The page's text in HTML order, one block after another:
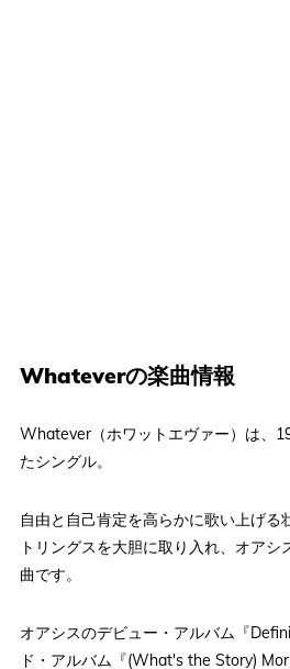
Whateverの楽曲情報
Whatever（ホワットエヴァー）は、
たシングル。
自由と自己肯定を高らかに歌い上げる
トリングスを大胆に取り入れ、オア
曲です。
オアシスのデビュー・アルバム『
ド・アルバム『(What's the Story)